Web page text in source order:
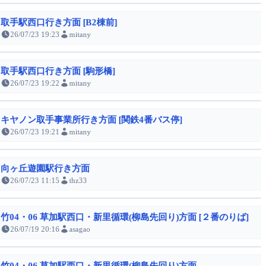
取手駅西口行き方面 [B2棟前]
26/07/23 19:23 mitany
取手駅西口行き方面 [駒形橋]
26/07/23 19:22 mitany
キヤノン取手事業所行き方面 [関鉄4番バス停]
26/07/23 19:21 mitany
向ヶ丘遊園駅行き方面
26/07/23 11:15 thz33
竹04・06 草加駅西口・新里循環(柳島先回り)方面 [２番のりば]
26/07/19 20:16 asagao